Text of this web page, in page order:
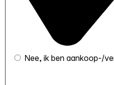
Nee, ik ben aankoop-/